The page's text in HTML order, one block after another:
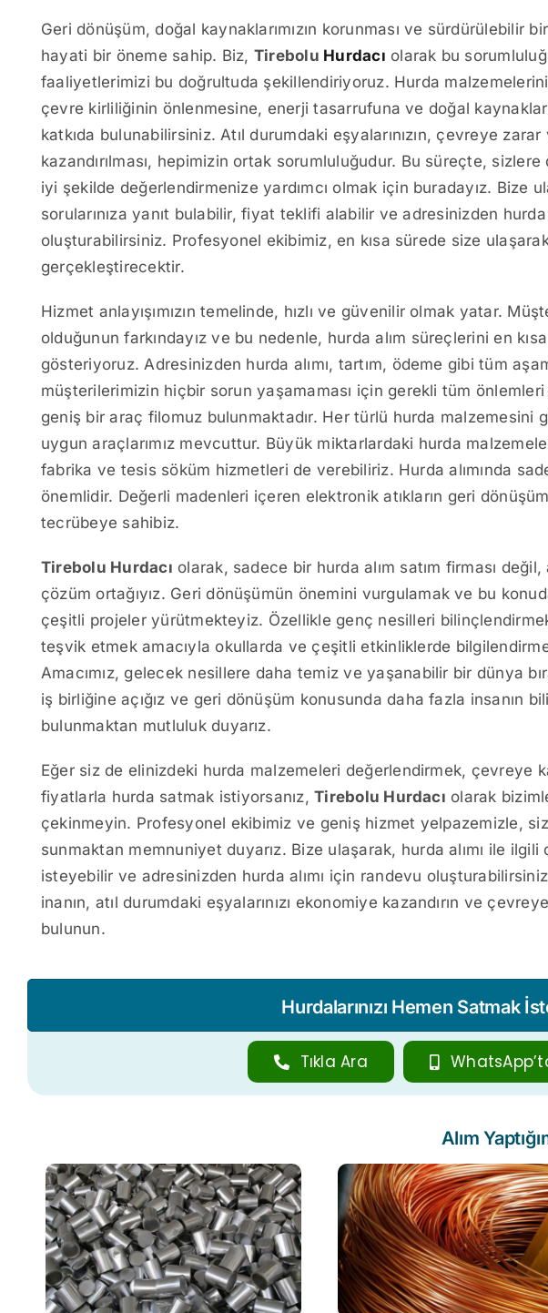
Geri dönüşüm, doğal kaynaklarımızın korunması ve sürdürülebilir
hayati bir öneme sahip. Biz, Tirebolu Hurdacı olarak bu
faaliyetlerimizi bu doğrultuda şekillendiriyoruz. Hurda
çevre kirliliğinin önlenmesine, enerji tasarrufuna ve doğal
katkıda bulunabilirsiniz. Atıl durumdaki eşyalarınızın, çevreye
kazandırılması, hepimizin ortak sorumluluğudur. Bu süreçte, sizlere
iyi şekilde değerlendirmenize yardımcı olmak için buradayız. Bize
sorularınıza yanıt bulabilir, fiyat teklifi alabilir ve adresinizden hurda
oluşturabilirsiniz. Profesyonel ekibimiz, en kısa sürede size
gerçekleştirecektir.
Hizmet anlayışımızın temelinde, hızlı ve güvenilir olmak yatar.
olduğunun farkındayız ve bu nedenle, hurda alım süreçlerini en
gösteriyoruz. Adresinizden hurda alımı, tartım, ödeme gibi tüm
müşterilerimizin hiçbir sorun yaşamaması için gerekli tüm
geniş bir araç filomuz bulunmaktadır. Her türlü hurda malzemesini
uygun araçlarımız mevcuttur. Büyük miktarlardaki hurda
fabrika ve tesis söküm hizmetleri de verebiliriz. Hurda alımında
önemlidir. Değerli madenleri içeren elektronik atıkların geri
tecrübeye sahibiz.
Tirebolu Hurdacı olarak, sadece bir hurda alım satım firması
çözüm ortağıyız. Geri dönüşümün önemini vurgulamak ve bu
çeşitli projeler yürütmekteyiz. Özellikle genç nesilleri bilinçlendirmek,
teşvik etmek amacıyla okullarda ve çeşitli etkinliklerde bilgilendirme
Amacımız, gelecek nesillere daha temiz ve yaşanabilir bir dünya
iş birliğine açığız ve geri dönüşüm konusunda daha fazla insanın
bulunmaktan mutluluk duyarız.
Eğer siz de elinizdeki hurda malzemeleri değerlendirmek, çevreye
fiyatlarla hurda satmak istiyorsanız,Tirebolu Hurdacı olarak
çekinmeyin. Profesyonel ekibimiz ve geniş hizmet yelpazemizle,
sunmaktan memnuniyet duyarız. Bize ulaşarak, hurda alımı ile
isteyebilir ve adresinizden hurda alımı için randevu
inanın, atıl durumdaki eşyalarınızı ekonomiye kazandırın ve
bulunun.
Hurdalarınızı Hemen Satmak
Tıkla Ara
Alım